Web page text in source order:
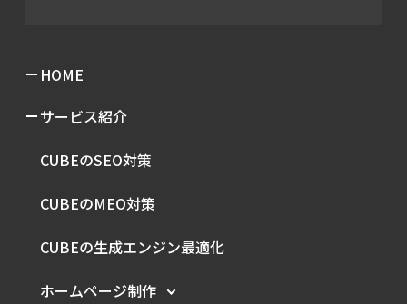
HOME
サービス紹介
CUBEのSEO対策
CUBEのMEO対策
CUBEの生成エンジン最適化
ホームページ制作